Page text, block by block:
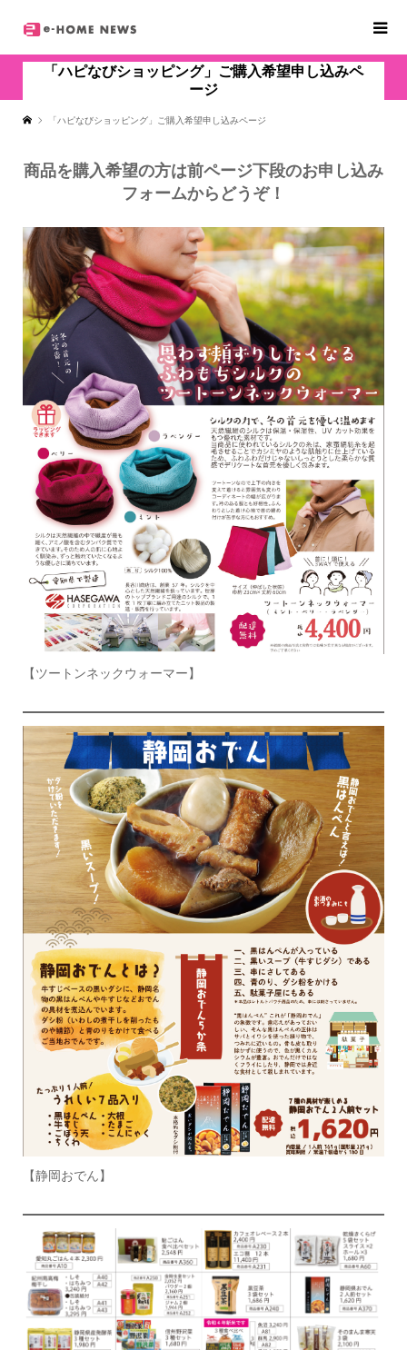
「ハピなびショッピング」ご購入希望申し込みペ
ージ
「ハピなびショッピング」ご購入希望申し込みページ
商品を購入希望の方は前ページ下段のお申し込み
フォームからどうぞ！
【ツートンネックウォーマー】
【静岡おでん】